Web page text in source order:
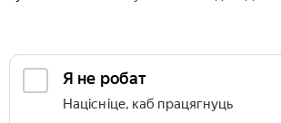
Я не робат
Націсніце, каб працягнуць